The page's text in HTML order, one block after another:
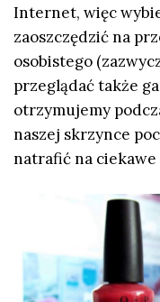
Internet, więc
zaoszczędzić na
osobistego
przeglądać także
otrzymujemy
naszej skrzynce
natrafić na ciekawe